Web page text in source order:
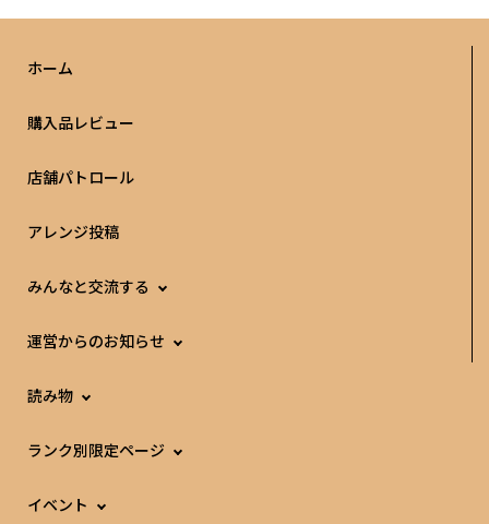
ホーム
購入品レビュー
店舗パトロール
アレンジ投稿
みんなと交流する
運営からのお知らせ
読み物
ランク別限定ページ
イベント